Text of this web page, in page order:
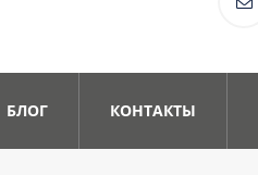
БЛОГ КОНТАКТЫ